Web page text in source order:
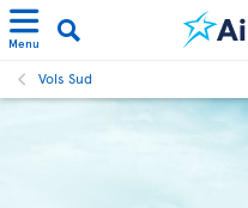
Menu
Vols Sud